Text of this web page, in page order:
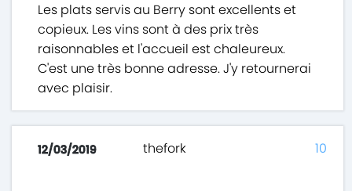
Les plats servis au Berry sont excellents et
copieux. Les vins sont à des prix très
raisonnables et l'accueil est chaleureux.
C'est une très bonne adresse. J'y retournerai
avec plaisir.
12/03/2019 thefork 10